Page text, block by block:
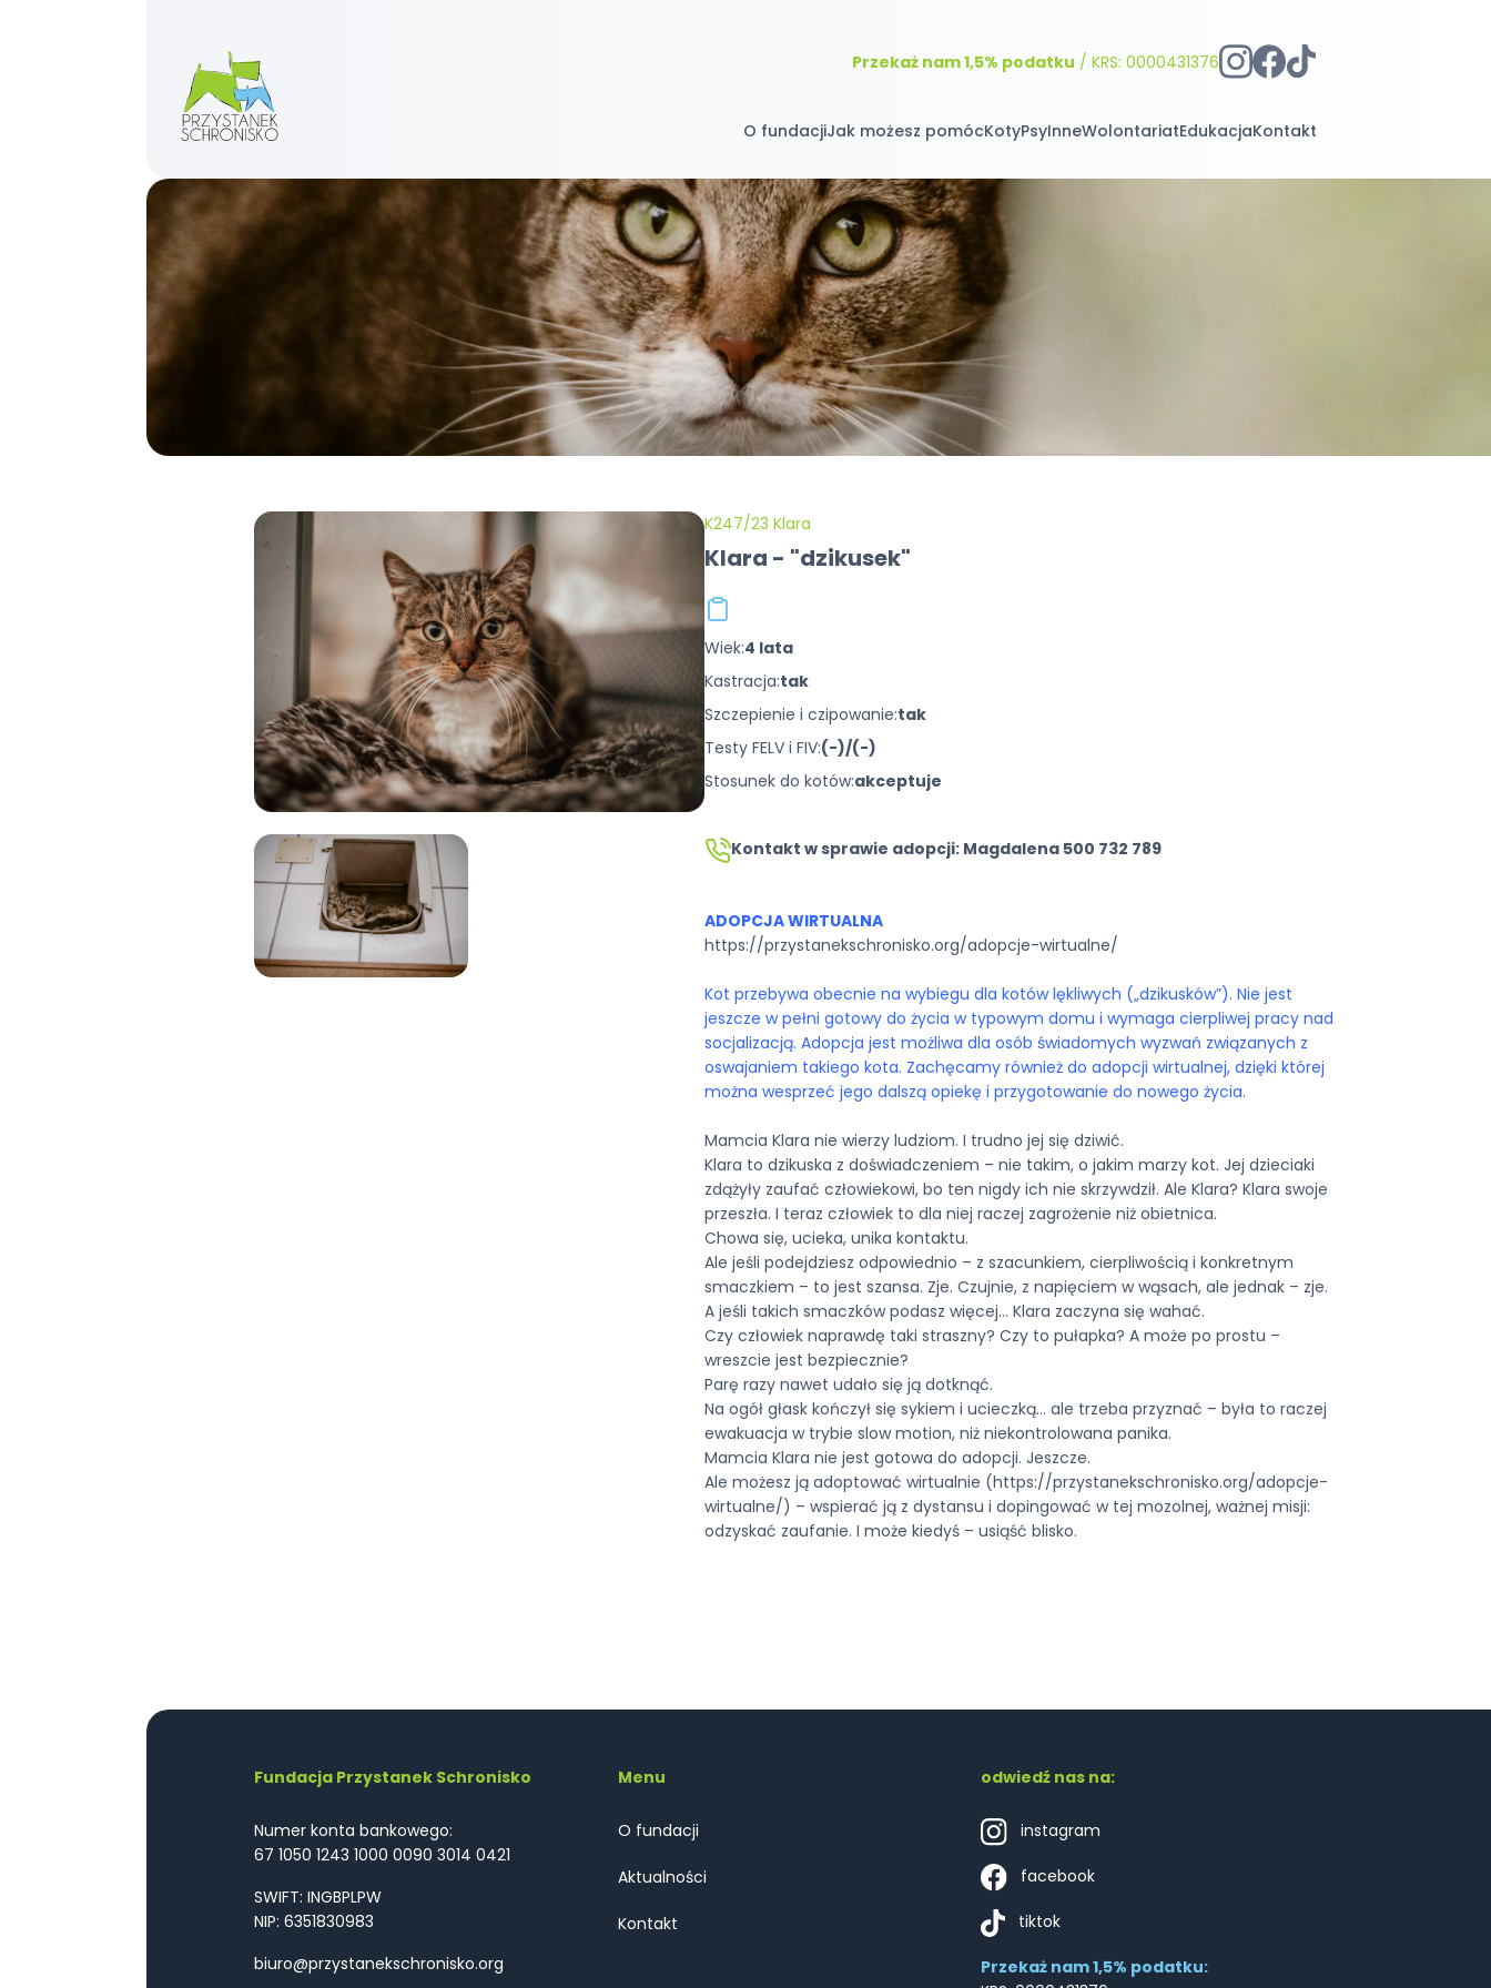
Przekaż nam 1,5% podatku / KRS: 0000431376
O fundacjiJak możesz pomócKotyPsyInneWolontariatEdukacjaKontakt
K247/23 Klara
Klara - "dzikusek"
Wiek:4 lata
Kastracja:tak
Szczepienie i czipowanie:tak
Testy FELV i FIV:(-)/(-)
Stosunek do kotów:akceptuje
Kontakt w sprawie adopcji: Magdalena 500 732 789
ADOPCJA WIRTUALNA
https://przystanekschronisko.org/adopcje-wirtualne/
Kot przebywa obecnie na wybiegu dla kotów lękliwych („dzikusków”). Nie jest
jeszcze w pełni gotowy do życia w typowym domu i wymaga cierpliwej pracy nad
socjalizacją. Adopcja jest możliwa dla osób świadomych wyzwań związanych z
oswajaniem takiego kota. Zachęcamy również do adopcji wirtualnej, dzięki której
można wesprzeć jego dalszą opiekę i przygotowanie do nowego życia.
Mamcia Klara nie wierzy ludziom. I trudno jej się dziwić.
Klara to dzikuska z doświadczeniem – nie takim, o jakim marzy kot. Jej dzieciaki
zdążyły zaufać człowiekowi, bo ten nigdy ich nie skrzywdził. Ale Klara? Klara swoje
przeszła. I teraz człowiek to dla niej raczej zagrożenie niż obietnica.
Chowa się, ucieka, unika kontaktu.
Ale jeśli podejdziesz odpowiednio – z szacunkiem, cierpliwością i konkretnym
smaczkiem – to jest szansa. Zje. Czujnie, z napięciem w wąsach, ale jednak – zje.
A jeśli takich smaczków podasz więcej… Klara zaczyna się wahać.
Czy człowiek naprawdę taki straszny? Czy to pułapka? A może po prostu –
wreszcie jest bezpiecznie?
Parę razy nawet udało się ją dotknąć.
Na ogół głask kończył się sykiem i ucieczką… ale trzeba przyznać – była to raczej
ewakuacja w trybie slow motion, niż niekontrolowana panika.
Mamcia Klara nie jest gotowa do adopcji. Jeszcze.
Ale możesz ją adoptować wirtualnie (https://przystanekschronisko.org/adopcje-
wirtualne/) – wspierać ją z dystansu i dopingować w tej mozolnej, ważnej misji:
odzyskać zaufanie. I może kiedyś – usiąść blisko.
Fundacja Przystanek Schronisko
Numer konta bankowego:
67 1050 1243 1000 0090 3014 0421
SWIFT: INGBPLPW
NIP: 6351830983
biuro@przystanekschronisko.org
Menu
O fundacji
Aktualności
Kontakt
odwiedź nas na:
instagram
facebook
tiktok
Przekaż nam 1,5% podatku: